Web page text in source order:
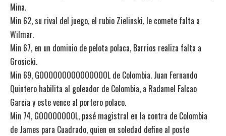
Mina.
Min 62, su rival del juego, el rubio Zielinski, le comete falta a
Wilmar.
Min 67, en un dominio de pelota polaca, Barrios realiza falta a
Grosicki.
Min 69, GOOOOOOOOOOOOOOOL de Colombia. Juan Fernando
Quintero habilita al goleador de Colombia, a Radamel Falcao
Garcia y este vence al portero polaco.
Min 74, GOOOOOOOOL, pasé magistral en la contra de Colombia
de James para Cuadrado, quien en soledad define al poste